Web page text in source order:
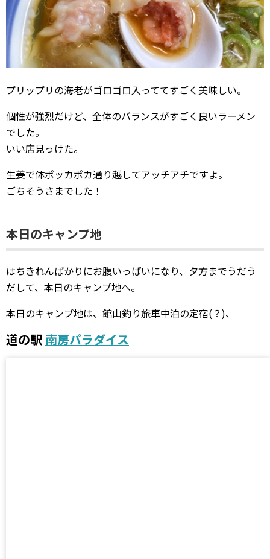
プリップリの海老がゴロゴロ入っててすごく美味しい。
個性が強烈だけど、全体のバランスがすごく良いラーメン
でした。
いい店見っけた。
生姜で体ポッカポカ通り越してアッチアチですよ。
ごちそうさまでした！
本日のキャンプ地
はちきれんばかりにお腹いっぱいになり、夕方までうだう
だして、本日のキャンプ地へ。
本日のキャンプ地は、館山釣り旅車中泊の定宿(？)、
道の駅 南房パラダイス